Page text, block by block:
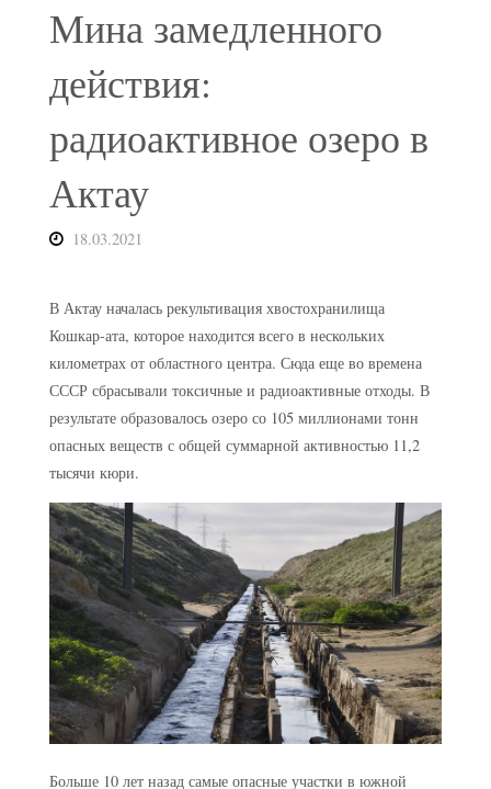
Мина замедленного
действия:
радиоактивное озеро в
Актау
18.03.2021
В Актау началась рекультивация хвостохранилища
Кошкар-ата, которое находится всего в нескольких
километрах от областного центра. Сюда еще во времена
СССР сбрасывали токсичные и радиоактивные отходы. В
результате образовалось озеро со 105 миллионами тонн
опасных веществ с общей суммарной активностью 11,2
тысячи кюри.
Больше 10 лет назад самые опасные участки в южной